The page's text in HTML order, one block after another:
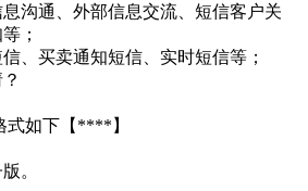
沟通、外部信息交流、短信客户关
；
、买卖通知短信、实时短信等；
式如下【****】
。